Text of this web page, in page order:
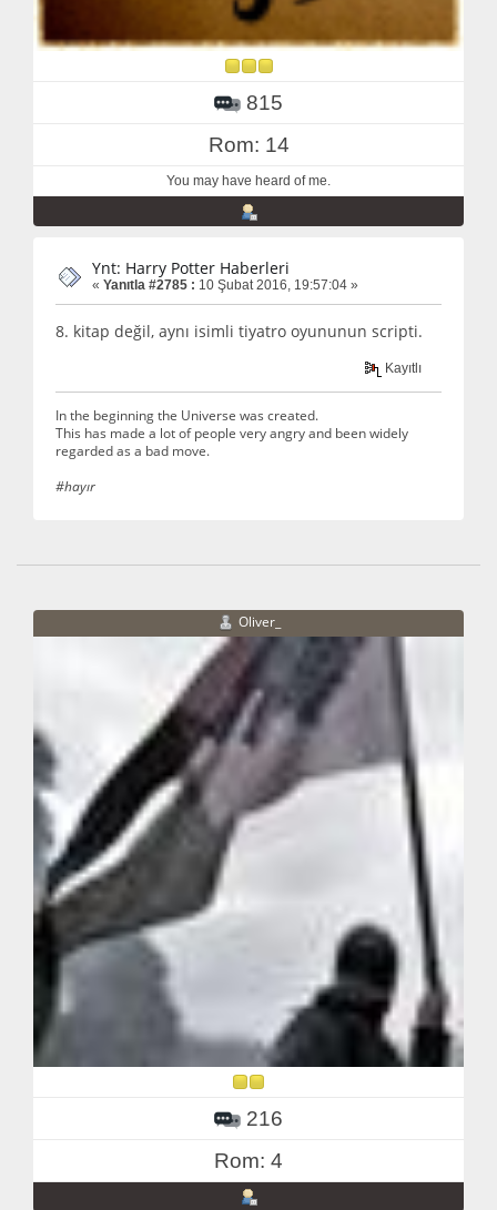
815
Rom: 14
You may have heard of me.
Ynt: Harry Potter Haberleri
« Yanıtla #2785 : 10 Şubat 2016, 19:57:04 »
8. kitap değil, aynı isimli tiyatro oyununun scripti.
Kayıtlı
In the beginning the Universe was created.
This has made a lot of people very angry and been widely
regarded as a bad move.
#hayır
Oliver_
216
Rom: 4